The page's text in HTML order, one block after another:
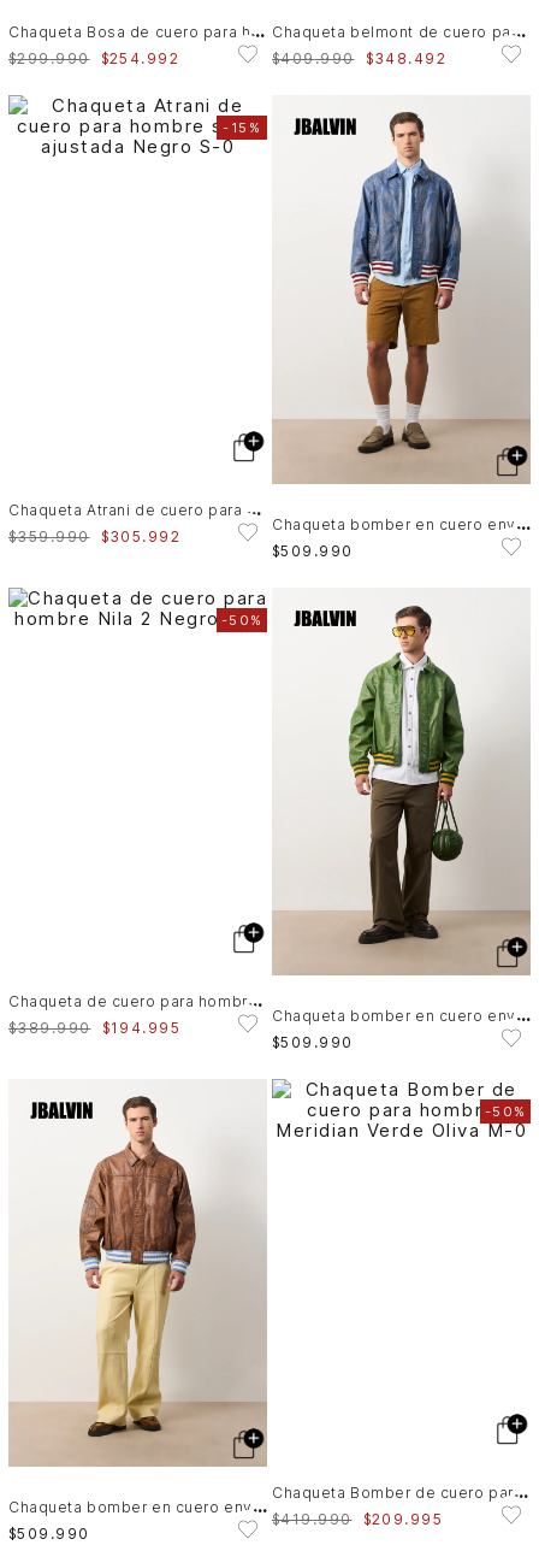
C
haqueta Bosa de cuero para hombre fit semi holgado
$299.990 $254. 992
C
haqueta belmont de cuero para hombre capucha y pechera
$409.990 $348 . 492
- 15%
C
haqueta Atrani de cuero para hombre semi ajustada
$359.990 $305 . 992
C
haqueta bomber en cuero envejecido para hombre
$509 .990
-50%
C
haqueta de cuero para hombre Nila 2
$389.990 $194. 995
C
haqueta bomber en cuero envejecido para hombre
$509 .990
C
haqueta bomber en cuero envejecido para hombre
$509 .990
-50%
C
haqueta Bomber de cuero para hombre Meridian
$419.990 $209 . 995